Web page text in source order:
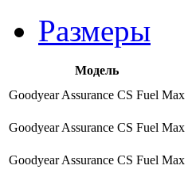
Размеры
Модель
Goodyear Assurance CS Fuel Max
Goodyear Assurance CS Fuel Max
Goodyear Assurance CS Fuel Max